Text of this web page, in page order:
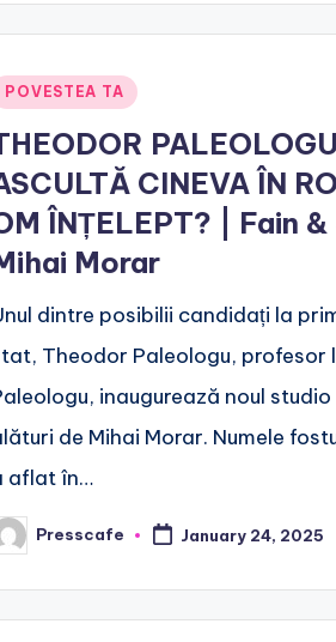
POVESTEA TA
CINEVA ÎN
ÎNȚELEPT? | Fain
Morar
dintre posibilii candidați la
Theodor Paleologu, profesor
inaugurează noul studio
de Mihai Morar. Numele
aflat în…
Presscafe January 24, 2025